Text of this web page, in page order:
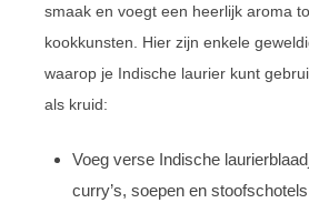
smaak en voegt een heerlijk aroma
kookkunsten. Hier zijn enkele
waarop je Indische laurier kunt
als kruid:
Voeg verse Indische
curry’s, soepen en